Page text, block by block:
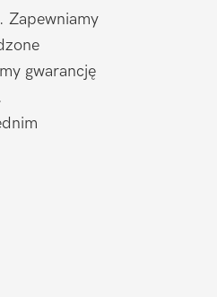
Zapewniamy
gwarancję